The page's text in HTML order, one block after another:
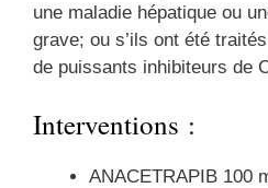
une maladie hépatique ou
grave; ou s’ils ont été
de puissants inhibiteurs de
Interventions :
ANACETRAPIB 100